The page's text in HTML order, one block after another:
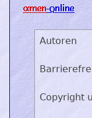
Autoren
Copyright